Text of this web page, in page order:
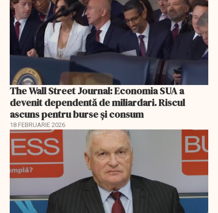
The Wall Street Journal: Economia SUA a
devenit dependentă de miliardari. Riscul
ascuns pentru burse și consum
18 FEBRUARIE 2026
EXCLUSIV